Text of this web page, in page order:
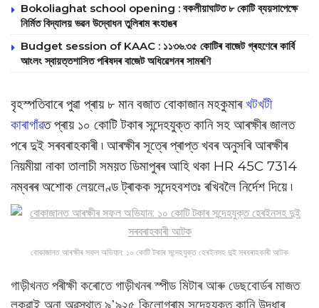
Bokoliaghat school opening : বকলীয়াঘাটত ৮ কোটি ব্যয়সাপেক্ষে
নির্মিত বিদ্যালয় ভৱন উদ্বোধন তুলিৰাম ৰংহাঙৰ
Budget session of KAAC : ১১৩৬.৩৫ কোটিৰ বাজেট গ্ৰহণেৰে কাৰ্বি
আংলং স্বায়‌ত্তশাসিত পৰিষদৰ বাজেট অধিৱেশনৰ সামৰণি
বৃহস্পতিবাৰে পুৱা প্ৰায় ৮ মান বজাত বোকাজান মহকুমাৰখটখটী
কাৰাগাঁৱত প্ৰায় ১০ কোটি টকাৰ সন্দেহযুক্ত কানি সহ আৰক্ষীৰ জালত
পৰে দুই সৰবৰাহকাৰী ৷ আৰক্ষীৰ সূত্ৰে প্ৰাপ্ত খবৰ অনুসৰি আৰক্ষীৰ
নিয়মীয়া নাকা তালাচী সময়ত ডিমাপুৰৰ আহি থকা HR 45C 7314
নম্বৰৰ অশোক লেয়লেণ্ড ট্ৰাকক সন্দেহবশতঃ ৰখিবলৈ নিৰ্দেশ দিয়ে ৷
বোকাজানত আৰক্ষীৰ সফল অভিযান: ১০ কোটি টকাৰ সন্দেহযুক্ত হেৰইনসহ দুই সৰবৰাহকাৰী আটক
গাড়ীখনত পৰীক্ষী কৰোতে গাড়ীখনৰ স্পীড মিটাৰ আৰু ডেছবোৰ্ডৰ মাজত
লুকুৱাই অনা অৱস্থাত ৯’৯২৫ কিলোগ্ৰাম সন্দেহযুক্ত কানি উদ্ধাৰ